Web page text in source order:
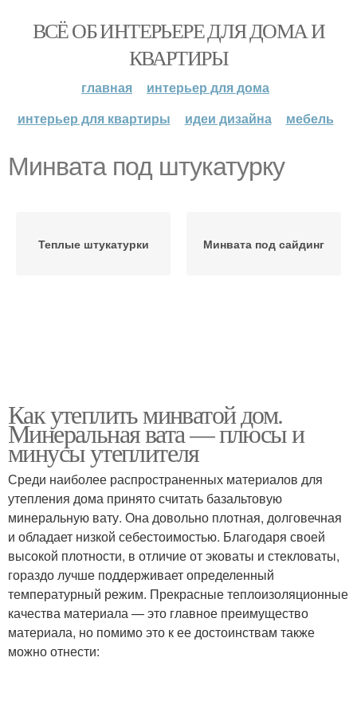
ВСЁ ОБ ИНТЕРЬЕРЕ ДЛЯ ДОМА И
КВАРТИРЫ
главная
интерьер для дома
интерьер для квартиры
идеи дизайна мебель
Минвата под штукатурку
Теплые штукатурки Минвата под сайдинг
Как утеплить минватой дом.
Минеральная вата — плюсы и
минусы утеплителя
Среди наиболее распространенных материалов для
утепления дома принято считать базальтовую
минеральную вату. Она довольно плотная, долговечная
и обладает низкой себестоимостью. Благодаря своей
высокой плотности, в отличие от эковаты и стекловаты,
гораздо лучше поддерживает определенный
температурный режим. Прекрасные теплоизоляционные
качества материала — это главное преимущество
материала, но помимо это к ее достоинствам также
можно отнести: